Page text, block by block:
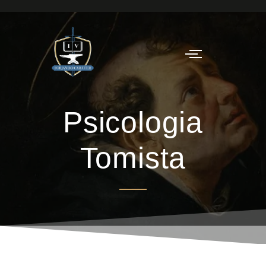
Psicologia
Tomista